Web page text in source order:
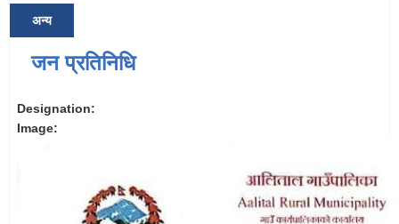
अन्य
जन प्रतिनिधि
Designation:
Image: